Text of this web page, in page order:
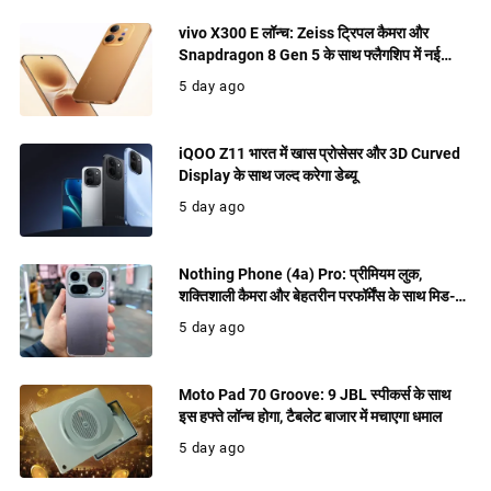
vivo X300 E लॉन्च: Zeiss ट्रिपल कैमरा और
Snapdragon 8 Gen 5 के साथ फ्लैगशिप में नई
पेशकश
5 day ago
iQOO Z11 भारत में खास प्रोसेसर और 3D Curved
Display के साथ जल्द करेगा डेब्यू
5 day ago
Nothing Phone (4a) Pro: प्रीमियम लुक,
शक्तिशाली कैमरा और बेहतरीन परफॉर्मेंस के साथ मिड-
रेंज में धमाल मचाने को तैयार
5 day ago
Moto Pad 70 Groove: 9 JBL स्पीकर्स के साथ
इस हफ्ते लॉन्च होगा, टैबलेट बाजार में मचाएगा धमाल
5 day ago